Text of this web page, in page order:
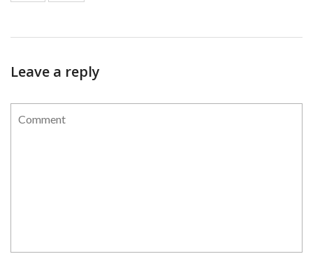
Leave a reply